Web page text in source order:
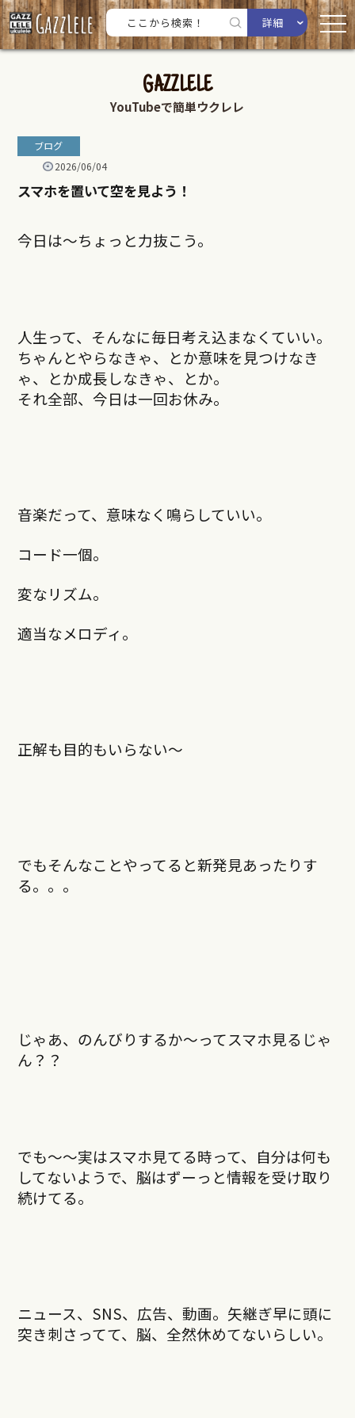
詳細
GAZZLELE
YouTubeで簡単ウクレレ
ブログ
2026/06/04
スマホを置いて空を見よう！
今日は～ちょっと力抜こう。
人生って、そんなに毎日考え込まなくていい。
ちゃんとやらなきゃ、とか意味を見つけなき
ゃ、とか成長しなきゃ、とか。
それ全部、今日は一回お休み。
音楽だって、意味なく鳴らしていい。
コード一個。
変なリズム。
適当なメロディ。
正解も目的もいらない～
でもそんなことやってると新発見あったりす
る。。。
じゃあ、のんびりするか～ってスマホ見るじゃ
ん？？
でも～～実はスマホ見てる時って、自分は何も
してないようで、脳はずーっと情報を受け取り
続けてる。
ニュース、SNS、広告、動画。矢継ぎ早に頭に
突き刺さってて、脳、全然休めてないらしい。